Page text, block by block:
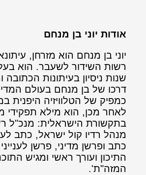
אודות יוני בן מנחם
יוני בן מנחם הוא מזרחן,
רשות השידור לשעבר. הוא
שנות ניסיון בעיתונות
דרכו של בן מנחם בעולם
כמפיק של הטלוויזיה היפנית
לאחר מכן, הוא מילא תפקידי
בתקשורת הישראלית: מנכ"ל
מנהל רדיו קול ישראל, כתב
כתב ופרשן מדיני, פרשן
התיכון ועורך ראשי ומגיש
המזה"ת'.